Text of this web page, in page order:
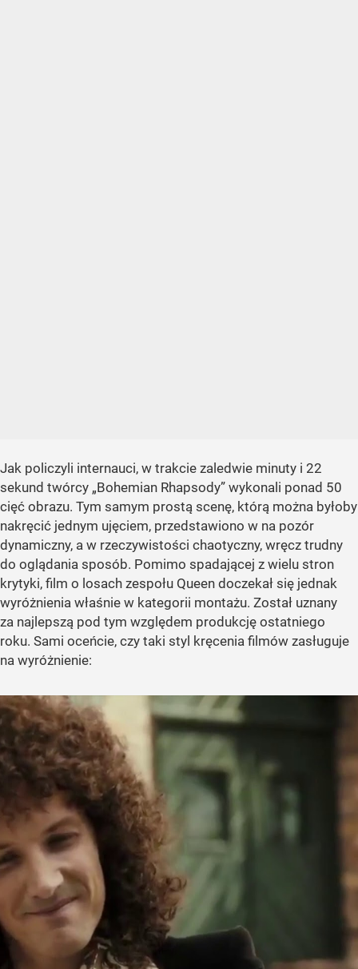
Jak policzyli internauci, w trakcie zaledwie minuty i 22
sekund twórcy „Bohemian Rhapsody” wykonali ponad 50
cięć obrazu. Tym samym prostą scenę, którą można byłoby
nakręcić jednym ujęciem, przedstawiono w na pozór
dynamiczny, a w rzeczywistości chaotyczny, wręcz trudny
do oglądania sposób. Pomimo spadającej z wielu stron
krytyki, film o losach zespołu Queen doczekał się jednak
wyróżnienia właśnie w kategorii montażu. Został uznany
za najlepszą pod tym względem produkcję ostatniego
roku. Sami oceńcie, czy taki styl kręcenia filmów zasługuje
na wyróżnienie: